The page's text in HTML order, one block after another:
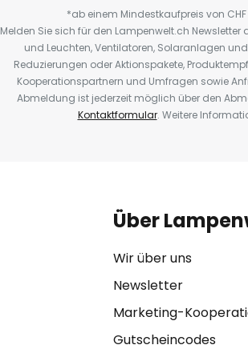
*ab einem Mindestkaufpreis von
Melden Sie sich für den Lampenwelt.ch
und Leuchten, Ventilatoren, Solaranlagen
Reduzierungen oder Aktionspakete,
Kooperationspartnern und Umfragen sowie
Abmeldung ist jederzeit möglich über den
Kontaktformular. Weitere
Über
Wir über uns
Newsletter
Marketing-
Gutscheincodes